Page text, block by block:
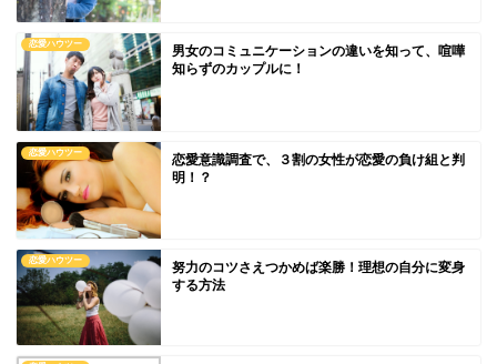
恋愛ハウツー
男女のコミュニケーションの違いを知って、喧嘩
知らずのカップルに！
恋愛ハウツー
恋愛意識調査で、３割の女性が恋愛の負け組と判
明！？
恋愛ハウツー
努力のコツさえつかめば楽勝！理想の自分に変身
する方法